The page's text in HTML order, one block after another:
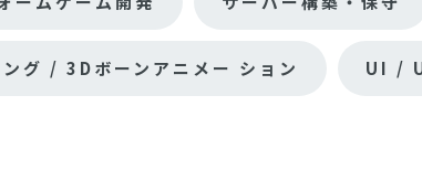
グ / 3Dボーンアニメー ション UI /